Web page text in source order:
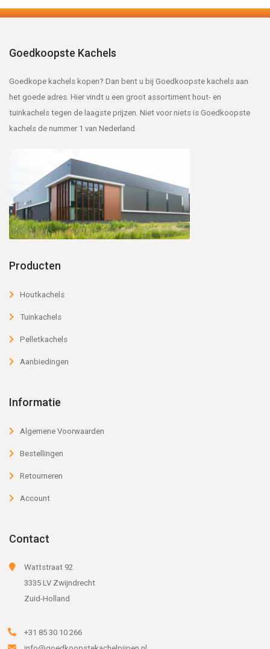
Goedkoopste Kachels
Goedkope kachels kopen? Dan bent u bij Goedkoopste kachels aan
het goede adres. Hier vindt u een groot assortiment hout- en
tuinkachels tegen de laagste prijzen. Niet voor niets is Goedkoopste
kachels de nummer 1 van Nederland.
Producten
Houtkachels
Tuinkachels
Pelletkachels
Aanbiedingen
Informatie
Algemene Voorwaarden
Bestellingen
Retourneren
Account
Contact
Wattstraat 92
3335 LV Zwijndrecht
Zuid-Holland
+31 85 30 10 266